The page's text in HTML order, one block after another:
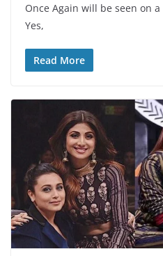
Once Again will be seen on
Yes,
Read More